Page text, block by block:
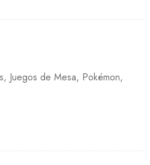
, Juegos de Mesa, Pokémon,